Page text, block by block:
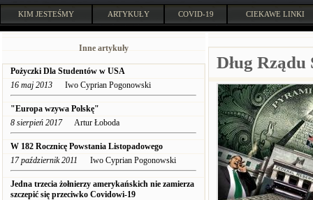
KIM JESTEŚMY ARTYKUŁY COVID-19 CIEKAWE LINKI
Inne artykuły
Pożyczki Dla Studentów w USA
16 maj 2013 Iwo Cyprian Pogonowski
"Europa wzywa Polskę"
8 sierpień 2017Artur Łoboda
W 182 Rocznicę Powstania Listopadowego
17 październik 2011 Iwo Cyprian Pogonowski
Jedna trzecia żołnierzy amerykańskich nie zamierza
szczepić się przeciwko Covidowi-19
Dług